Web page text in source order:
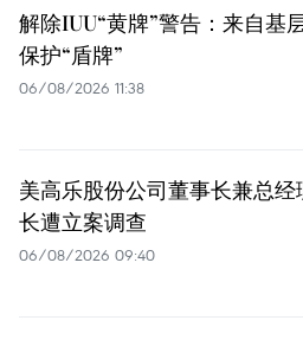
解除IUU“黄牌”警告：来自基
保护“盾牌”
06/08/2026 11:38
美高乐股份公司董事长兼总经
长遭立案调查
06/08/2026 09:40